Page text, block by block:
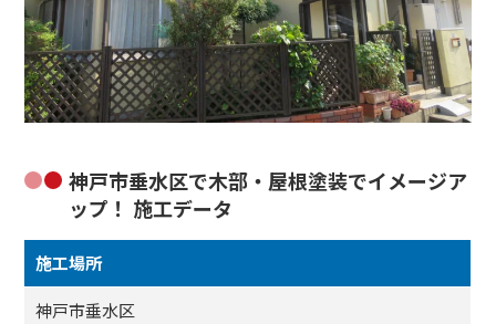
神戸市垂水区で木部・屋根塗装でイメージア
ップ！ 施工データ
施工場所
神戸市垂水区